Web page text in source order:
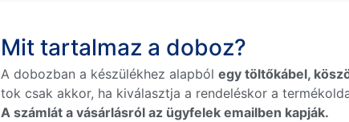
Mit tartalmaz a doboz?
A dobozban a készülékhez alapbólegy töltőkábel,
tok csak akkor, ha kiválasztja a rendeléskor a
A számlát a vásárlásról az ügyfelek emailben kapják.